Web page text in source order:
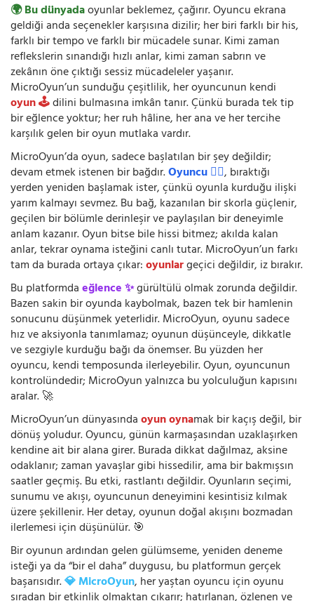
🌍 Bu dünyadaoyunlar beklemez, çağırır. Oyuncu ekrana
geldiği anda seçenekler karşısına dizilir; her biri farklı bir his,
farklı bir tempo ve farklı bir mücadele sunar. Kimi zaman
reflekslerin sınandığı hızlı anlar, kimi zaman sabrın ve
zekânın öne çıktığı sessiz mücadeleler yaşanır.
MicroOyun’un sunduğu çeşitlilik, her oyuncunun kendi
oyun 🕹️dilini bulmasına imkân tanır. Çünkü burada tek tip
bir eğlence yoktur; her ruh hâline, her ana ve her tercihe
karşılık gelen bir oyun mutlaka vardır.
MicroOyun’da oyun, sadece başlatılan bir şey değildir;
devam etmek istenen bir bağdır.Oyuncu 🧍‍♂️, bıraktığı
yerden yeniden başlamak ister, çünkü oyunla kurduğu ilişki
yarım kalmayı sevmez. Bu bağ, kazanılan bir skorla güçlenir,
geçilen bir bölümle derinleşir ve paylaşılan bir deneyimle
anlam kazanır. Oyun bitse bile hissi bitmez; akılda kalan
anlar, tekrar oynama isteğini canlı tutar. MicroOyun’un farkı
tam da burada ortaya çıkar:oyunlargeçici değildir, iz bırakır.
Bu platformdaeğlence ✨gürültülü olmak zorunda değildir.
Bazen sakin bir oyunda kaybolmak, bazen tek bir hamlenin
sonucunu düşünmek yeterlidir. MicroOyun, oyunu sadece
hız ve aksiyonla tanımlamaz; oyunun düşünceyle, dikkatle
ve sezgiyle kurduğu bağı da önemser. Bu yüzden her
oyuncu, kendi temposunda ilerleyebilir. Oyun, oyuncunun
kontrolündedir; MicroOyun yalnızca bu yolculuğun kapısını
aralar. 🚀
MicroOyun’un dünyasındaoyun oynamak bir kaçış değil, bir
dönüş yoludur. Oyuncu, günün karmaşasından uzaklaşırken
kendine ait bir alana girer. Burada dikkat dağılmaz, aksine
odaklanır; zaman yavaşlar gibi hissedilir, ama bir bakmışsın
saatler geçmiş. Bu etki, rastlantı değildir. Oyunların seçimi,
sunumu ve akışı, oyuncunun deneyimini kesintisiz kılmak
üzere şekillenir. Her detay, oyunun doğal akışını bozmadan
ilerlemesi için düşünülür. 🎯
Bir oyunun ardından gelen gülümseme, yeniden deneme
isteği ya da “bir el daha” duygusu, bu platformun gerçek
başarısıdır.💎 MicroOyun, her yaştan oyuncu için oyunu